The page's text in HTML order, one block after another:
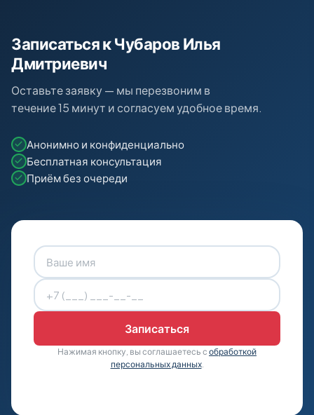
Записаться к Чубаров Илья
Дмитриевич
Оставьте заявку — мы перезвоним в
течение 15 минут и согласуем удобное время.
Анонимно и конфиденциально
Бесплатная консультация
Приём без очереди
Нажимая кнопку, вы соглашаетесь с обработкой
персональных данных.